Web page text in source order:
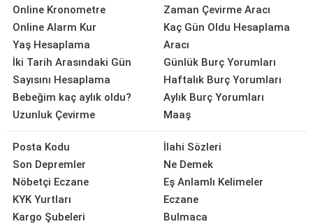
Online Kronometre
Online Alarm Kur
Yaş Hesaplama
İki Tarih Arasındaki Gün
Sayısını Hesaplama
Bebeğim kaç aylık oldu?
Uzunluk Çevirme
Zaman Çevirme Aracı
Kaç Gün Oldu Hesaplama
Aracı
Günlük Burç Yorumları
Haftalık Burç Yorumları
Aylık Burç Yorumları
Maaş
Posta Kodu
Son Depremler
Nöbetçi Eczane
KYK Yurtları
Kargo Şubeleri
İlahi Sözleri
Ne Demek
Eş Anlamlı Kelimeler
Eczane
Bulmaca